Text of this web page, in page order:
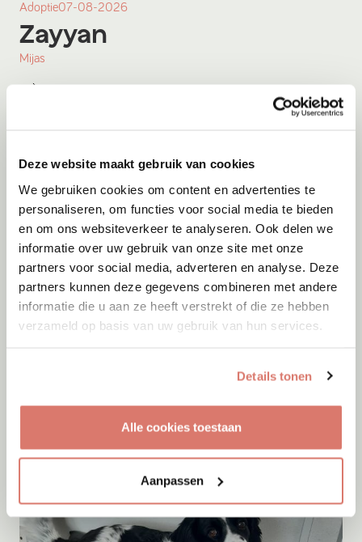
Deze website maakt gebruik van cookies
We gebruiken cookies om content en advertenties te
personaliseren, om functies voor social media te bieden
en om ons websiteverkeer te analyseren. Ook delen we
informatie over uw gebruik van onze site met onze
partners voor social media, adverteren en analyse. Deze
partners kunnen deze gegevens combineren met andere
informatie die u aan ze heeft verstrekt of die ze hebben
verzameld op basis van uw gebruik van hun services.
Details tonen
Alle cookies toestaan
Aanpassen
Adoptie07-08-2026
Zayyan
Mijas
Cyka